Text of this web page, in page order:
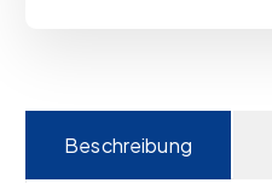
Beschreibung